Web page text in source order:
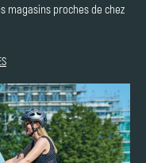
magasins proches de chez